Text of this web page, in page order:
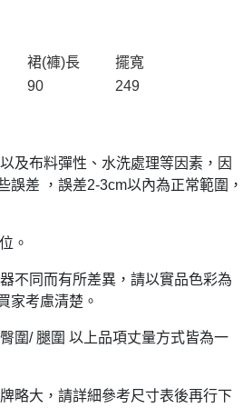
裙(褲)長
擺寬
90 249
及布料彈性、水洗處理等因素，因
誤差 ，誤差2-3cm以內為正常範圍，
。
不同而有所差異，請以實品色彩為
家考慮清楚。
圍/ 腿圍 以上品項丈量方式皆為一
略大，請詳細參考尺寸表後再行下